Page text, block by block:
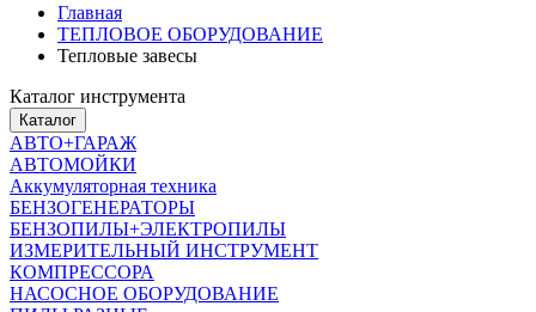
Главная
ТЕПЛОВОЕ ОБОРУДОВАНИЕ
Тепловые завесы
Каталог инструмента
Каталог
АВТО+ГАРАЖ
АВТОМОЙКИ
Аккумуляторная техника
БЕНЗОГЕНЕРАТОРЫ
БЕНЗОПИЛЫ+ЭЛЕКТРОПИЛЫ
ИЗМЕРИТЕЛЬНЫЙ ИНСТРУМЕНТ
КОМПРЕССОРА
НАСОСНОЕ ОБОРУДОВАНИЕ